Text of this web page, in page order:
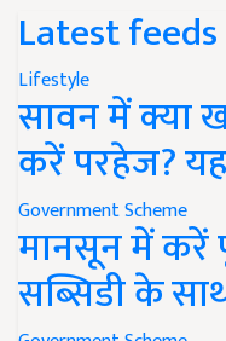
Latest feeds
Lifestyle
सावन में क्या
करें परहेज?
Government Scheme
मानसून में करें
सब्सिडी के